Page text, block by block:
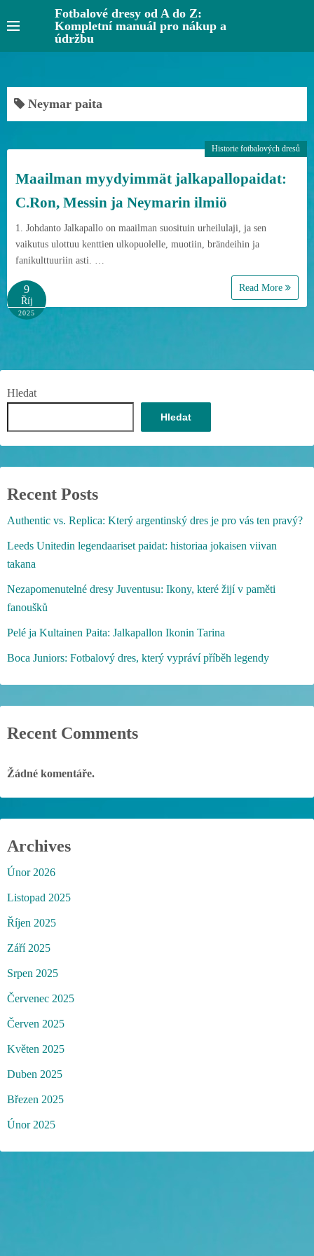
Fotbalové dresy od A do Z:
Kompletní manuál pro nákup a
údržbu
Neymar paita
Maailman myydyimmät jalkapallopaidat:
C.Ron, Messin ja Neymarin ilmiö
1. Johdanto Jalkapallo on maailman suosituin urheilulaji, ja sen
vaikutus ulottuu kenttien ulkopuolelle, muotiin, brändeihin ja
fanikulttuuriin asti. …
Read More
Historie fotbalových dresů
9
Říj
2025
Hledat
Hledat
Recent Posts
Authentic vs. Replica: Který argentinský dres je pro vás ten pravý?
Leeds Unitedin legendaariset paidat: historiaa jokaisen viivan
takana
Nezapomenutelné dresy Juventusu: Ikony, které žijí v paměti
fanoušků
Pelé ja Kultainen Paita: Jalkapallon Ikonin Tarina
Boca Juniors: Fotbalový dres, který vypráví příběh legendy
Recent Comments
Žádné komentáře.
Archives
Únor 2026
Listopad 2025
Říjen 2025
Září 2025
Srpen 2025
Červenec 2025
Červen 2025
Květen 2025
Duben 2025
Březen 2025
Únor 2025